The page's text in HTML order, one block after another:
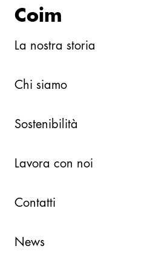
Coim
La nostra storia
Chi siamo
Sostenibilità
Lavora con noi
Contatti
News